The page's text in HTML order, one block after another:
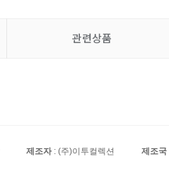
관련상품
제조자: (주)이투컬렉션 제조국